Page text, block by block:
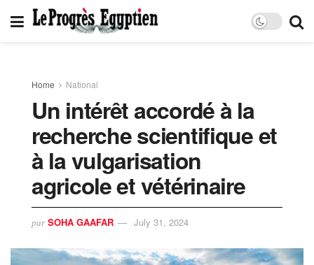
Home National
Un intérêt accordé à la
recherche scientifique et
à la vulgarisation
agricole et vétérinaire
par SOHA GAAFAR July 31, 2024